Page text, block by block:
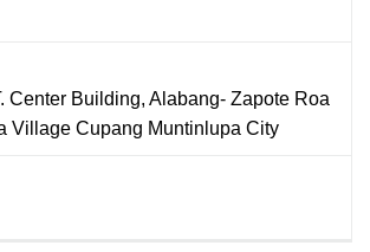
Center Building, Alabang- Zapote Roa
Village Cupang Muntinlupa City